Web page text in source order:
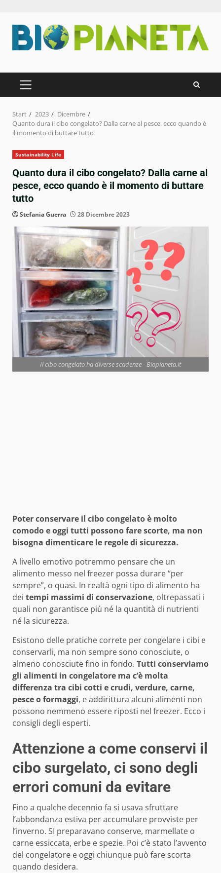
Inhalt
springen
PRIMÄRES
MENÜ
Start 2023
Dicembre
Quanto dura il cibo congelato? Dalla carne al pesce, ecco quando è
il momento di buttare tutto
Sustainability Life
Quanto dura il cibo congelato? Dalla carne al
pesce, ecco quando è il momento di buttare
tutto
Stefania Guerra 28 Dicembre 2023
Il cibo congelato ha diverse scadenze - Biopianeta.it
Poter conservare il cibo congelato è molto
comodo e oggi tutti possono fare scorte, ma non
bisogna dimenticare le regole di sicurezza.
A livello emotivo potremmo pensare che un
alimento messo nel freezer possa durare “per
sempre”, o quasi. In realtà ogni tipo di alimento ha
dei tempi massimi di conservazione, oltrepassati i
quali non garantisce più né la quantità di nutrienti
né la sicurezza.
Esistono delle pratiche correte per congelare i cibi e
conservarli, ma non sempre sono conosciute, o
almeno conosciute fino in fondo. Tutti conserviamo
gli alimenti in congelatore ma c’è molta
differenza tra cibi cotti e crudi, verdure, carne,
pesce o formaggi, e addirittura alcuni alimenti non
possono nemmeno essere riposti nel freezer. Ecco i
consigli degli esperti.
Attenzione a come conservi il
cibo surgelato, ci sono degli
errori comuni da evitare
Fino a qualche decennio fa si usava sfruttare
l’abbondanza estiva per accumulare provviste per
l’inverno. SI preparavano conserve, marmellate o
carne essiccata, erbe e spezie. Poi c’è stato l’avvento
del congelatore e oggi chiunque può fare scorta
quando desidera.